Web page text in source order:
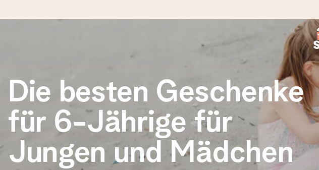
Heute bestellt, in 1 Werktag verschickt
Wir bereiten dein Geschenk sorgfältig vor und schicken es blitzschnell – damit du es
zählt.
4,8 (basierend auf +15.000 Bewertungen)
Unsere Geschenke begeistern. Kunden bewerten uns mit 4,8 bei Google Reviews
Die besten Geschenke
für 6-Jährige für
Jungen und Mädchen